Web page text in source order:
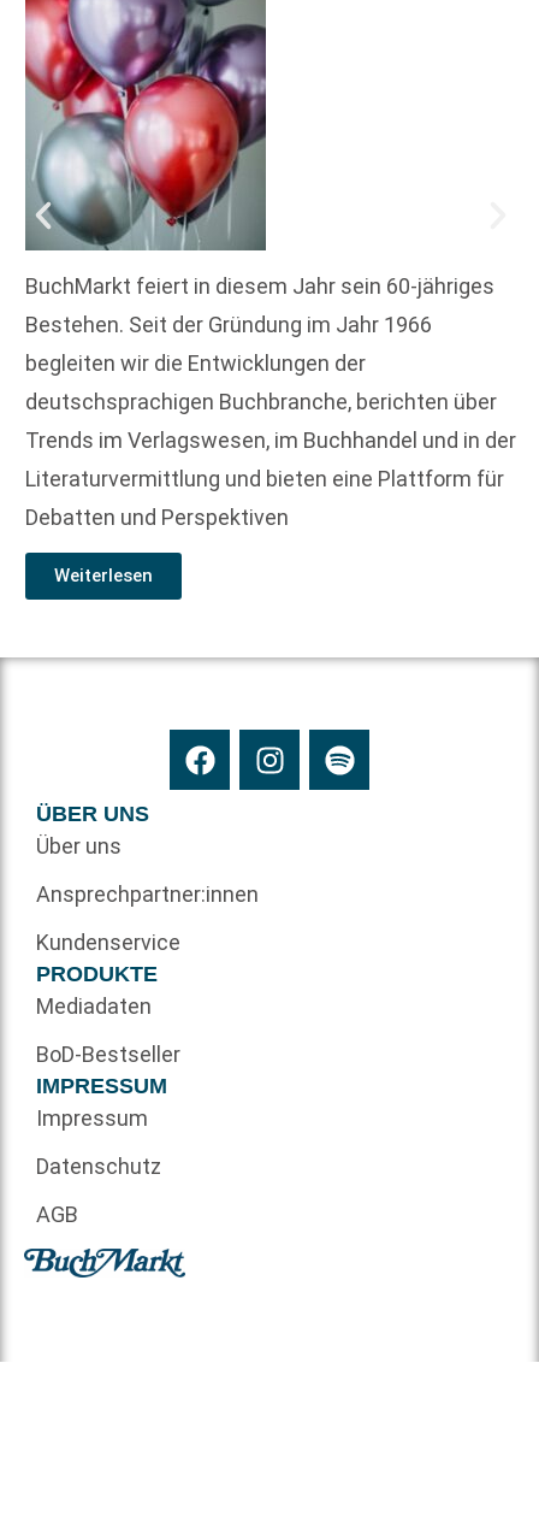
BuchMarkt feiert in diesem Jahr sein 60-jähriges
Bestehen. Seit der Gründung im Jahr 1966
begleiten wir die Entwicklungen der
deutschsprachigen Buchbranche, berichten über
Trends im Verlagswesen, im Buchhandel und in der
Literaturvermittlung und bieten eine Plattform für
Debatten und Perspektiven
Weiterlesen
ÜBER UNS
Über uns
Ansprechpartner:innen
Kundenservice
PRODUKTE
Mediadaten
BoD-Bestseller
IMPRESSUM
Impressum
Datenschutz
AGB